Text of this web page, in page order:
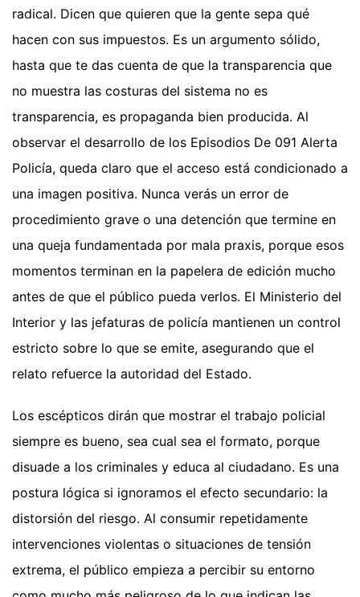
radical. Dicen que quieren que la gente sepa qué
hacen con sus impuestos. Es un argumento sólido,
hasta que te das cuenta de que la transparencia que
no muestra las costuras del sistema no es
transparencia, es propaganda bien producida. Al
observar el desarrollo de los Episodios De 091 Alerta
Policía, queda claro que el acceso está condicionado a
una imagen positiva. Nunca verás un error de
procedimiento grave o una detención que termine en
una queja fundamentada por mala praxis, porque esos
momentos terminan en la papelera de edición mucho
antes de que el público pueda verlos. El Ministerio del
Interior y las jefaturas de policía mantienen un control
estricto sobre lo que se emite, asegurando que el
relato refuerce la autoridad del Estado.
Los escépticos dirán que mostrar el trabajo policial
siempre es bueno, sea cual sea el formato, porque
disuade a los criminales y educa al ciudadano. Es una
postura lógica si ignoramos el efecto secundario: la
distorsión del riesgo. Al consumir repetidamente
intervenciones violentas o situaciones de tensión
extrema, el público empieza a percibir su entorno